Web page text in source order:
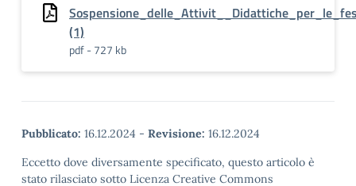
(1)
pdf - 727 kb
Pubblicato: 16.12.2024 - Revisione: 16.12.2024
Eccetto dove diversamente specificato, questo articolo è
stato rilasciato sotto Licenza Creative Commons